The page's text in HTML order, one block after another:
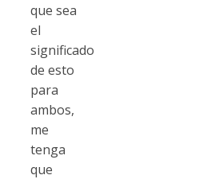
que sea
el
significado
de esto
para
ambos,
me
tenga
que